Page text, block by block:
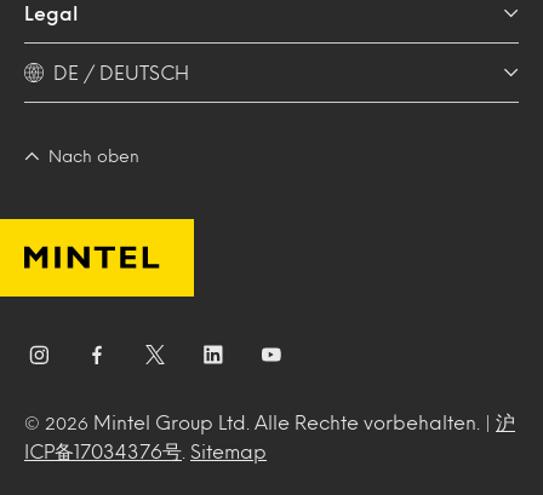
Legal
DE / DEUTSCH
Nach oben
© 2026 Mintel Group Ltd. Alle Rechte vorbehalten. | 沪
ICP备17034376号
Sitemap